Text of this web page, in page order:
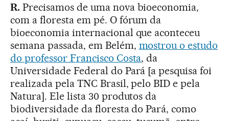
R.Precisamos de uma nova bioeconomia,
com a floresta em pé. O fórum da
bioeconomia internacional que aconteceu
semana passada, em Belém, mostrou o estudo
do professor Francisco Costa, da
Universidade Federal do Pará [a pesquisa foi
realizada pela TNC Brasil, pelo BID e pela
Natura]. Ele lista 30 produtos da
biodiversidade da floresta do Pará, como